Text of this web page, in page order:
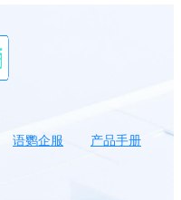
语鹦企服
产品手册